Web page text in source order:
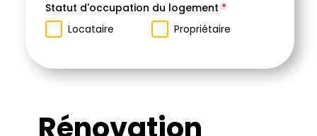
Statut d'occupation du logement *
Locataire
Propriétaire